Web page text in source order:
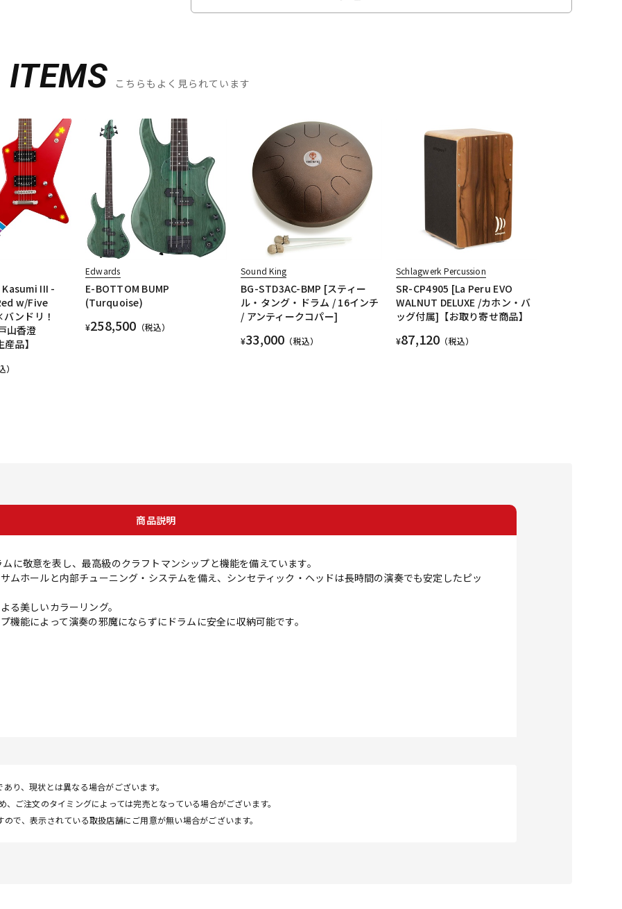
ITEMS こちらもよく見られています
Kasumi III -
w/Five
ンドリ！
山香澄
品】
）
Edwards
E-BOTTOM BUMP
(Turquoise)
¥258,500 （税込）
Sound King
BG-STD3AC-BMP [スティー
ル・タング・ドラム / 16インチ
/ アンティークコパー]
¥33,000 （税込）
Schlagwerk Percussion
SR-CP4905 [La Peru EVO
WALNUT DELUXE /カホン・バ
ッグ付属]【お取り寄せ商品】
¥87,120 （税込）
商品説明
に敬意を表し、最高級のクラフトマンシップと機能を備えています。
ムホールと内部チューニング・システムを備え、シンセティック・ヘッドは長時間の演奏でも安定したピッ
る美しいカラーリング。
機能によって演奏の邪魔にならずにドラムに安全に収納可能です。
り、現状とは異なる場合がございます。
ご注文のタイミングによっては完売となっている場合がございます。
で、表示されている取扱店舗にご用意が無い場合がございます。